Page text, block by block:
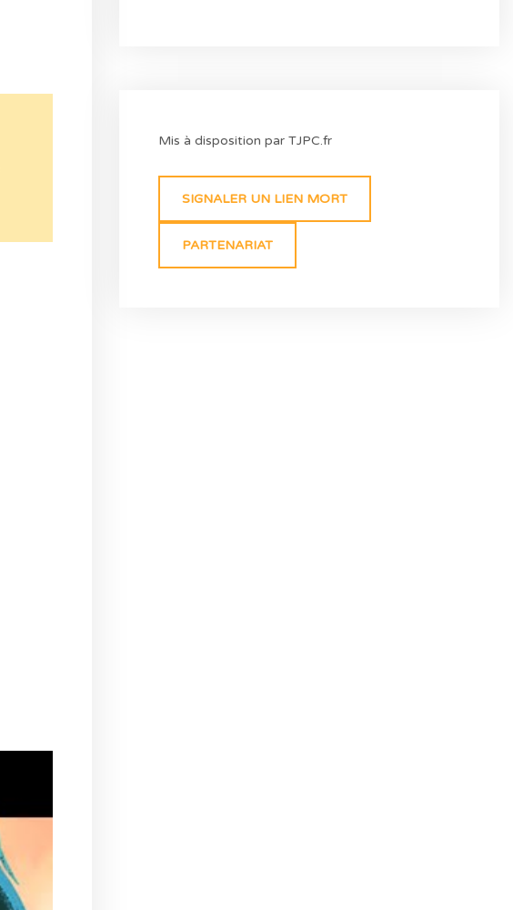
Mis à disposition par TJPC.fr
SIGNALER UN LIEN MORT
PARTENARIAT